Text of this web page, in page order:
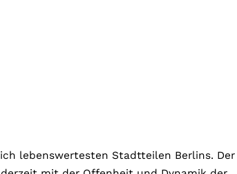
lebenswertesten Stadtteilen Berlins. Der